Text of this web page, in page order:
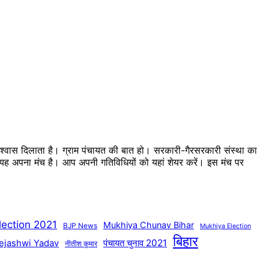
दिलाता है। ग्राम पंचायत की बात हो। सरकारी-गैरसरकारी संस्था का
यह अपना मंच है। आप अपनी गतिविधियों को यहां शेयर करें। इस मंच पर
2021 BJP News Mukhiya Chunav Bihar Mukhiya Election
Yadav नीतीश कुमार पंचायत चुनाव 2021 बिहार